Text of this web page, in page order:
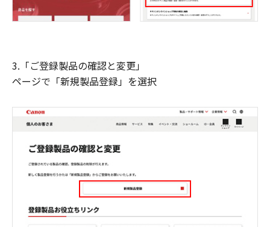
3.「ご登録製品の確認と変更」
ページで「新規製品登録」を選択